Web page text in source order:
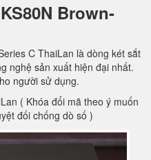
Brown-
C ThaiLan là dòng két sắt
nghệ sản xuất hiện đại nhất.
người sử dụng.
( Khóa đổi mã theo ý muốn
đối chống dò số )